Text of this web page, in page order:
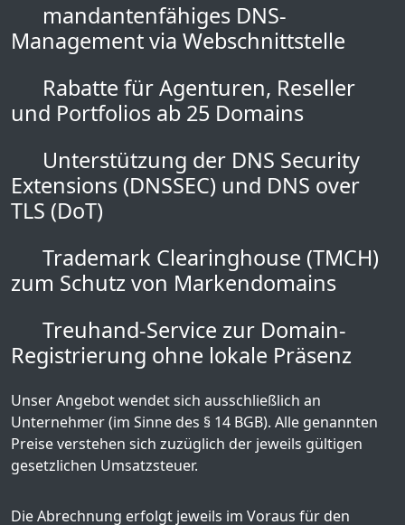
mandantenfähiges DNS-
Management via Webschnittstelle
Rabatte für Agenturen, Reseller
und Portfolios ab 25 Domains
Unterstützung der DNS Security
Extensions (DNSSEC) und DNS over
TLS (DoT)
Trademark Clearinghouse (TMCH)
zum Schutz von Markendomains
Treuhand-Service zur Domain-
Registrierung ohne lokale Präsenz
Unser Angebot wendet sich ausschließlich an
Unternehmer (im Sinne des § 14 BGB). Alle genannten
Preise verstehen sich zuzüglich der jeweils gültigen
gesetzlichen Umsatzsteuer.
Die Abrechnung erfolgt jeweils im Voraus für den